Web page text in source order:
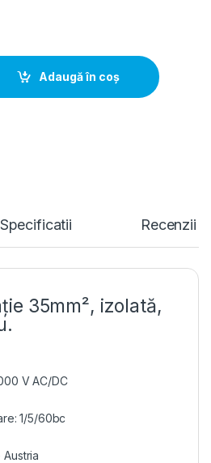
35mm², izolata, verde quantity
Adaugă în coș
Specificatii Recenzii
35mm², izolată,
V AC/DC
1/5/60bc